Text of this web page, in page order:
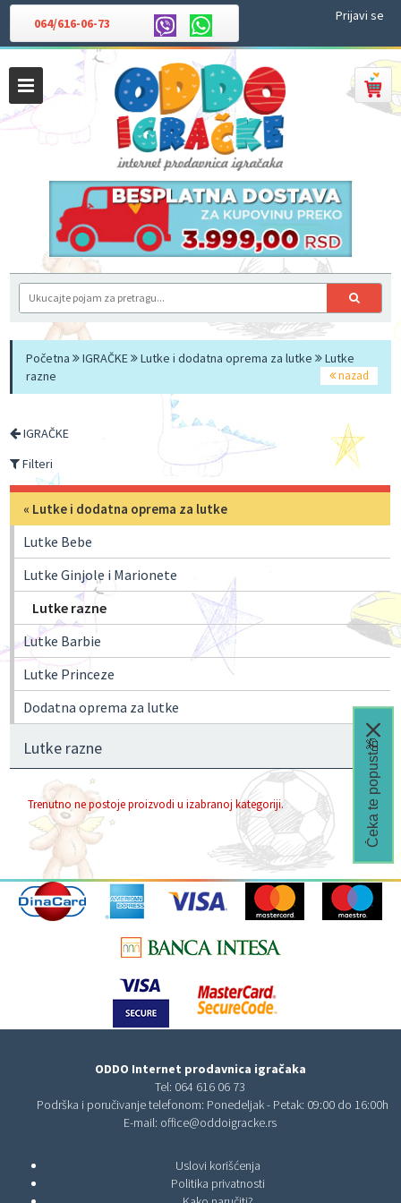
064/616-06-73 Prijavi se
Početna IGRAČKE Lutke i dodatna oprema za lutke
Lutke
razne
nazad
IGRAČKE
Filteri
« Lutke i dodatna oprema za lutke
Lutke Bebe
Lutke Ginjole i Marionete
Lutke razne
Lutke Barbie
Lutke Princeze
Dodatna oprema za lutke
Lutke razne
Trenutno ne postoje proizvodi u izabranoj kategoriji.
ODDO Internet prodavnica igračaka
Tel: 064 616 06 73
Podrška i poručivanje telefonom: Ponedeljak - Petak: 09:00 do 16:00h
E-mail: office@oddoigracke.rs
Uslovi korišćenja
Politika privatnosti
Čeka te popust🎁